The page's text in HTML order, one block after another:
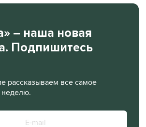
– наша новая
Подпишитесь
рассказываем все самое
неделю.